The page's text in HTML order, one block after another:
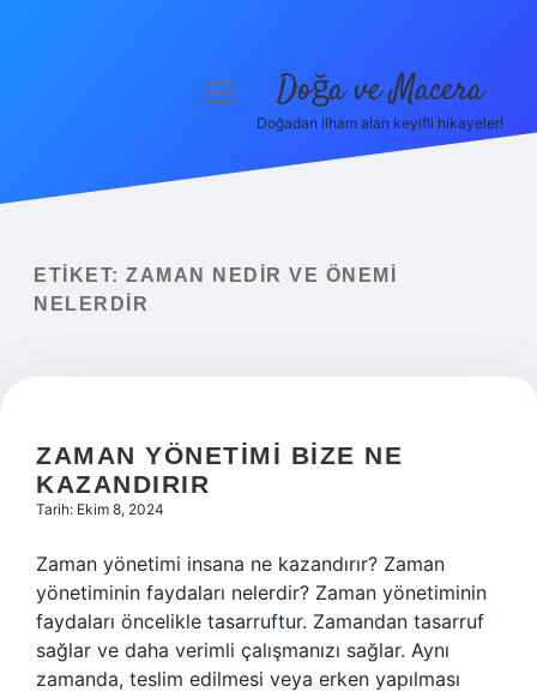
Yasal Uyarı
menüyü Doğa ve Macera
Doğadan ilham alan keyifli hikayeler!
ETIKET: ZAMAN NEDIR VE ÖNEMI
NELERDIR
ZAMAN YÖNETIMI BIZE NE
KAZANDIRIR
Tarih: Ekim 8, 2024
Zaman yönetimi insana ne kazandırır? Zaman
yönetiminin faydaları nelerdir? Zaman yönetiminin
faydaları öncelikle tasarruftur. Zamandan tasarruf
sağlar ve daha verimli çalışmanızı sağlar. Aynı
zamanda, teslim edilmesi veya erken yapılması